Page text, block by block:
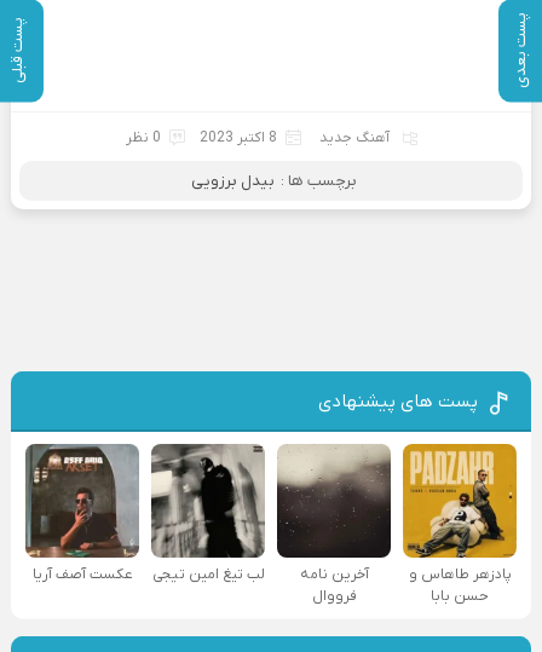
پست بعدی پست قبلی
آهنگ جدید 8 اکتبر 2023 0 نظر
برچسب ها : بیدل برزویی
پست های پیشنهادی
پادزهر طاهاس و
حسن بابا
آخرین نامه
فرووال
لب تیغ امین تیجی عکست آصف آریا